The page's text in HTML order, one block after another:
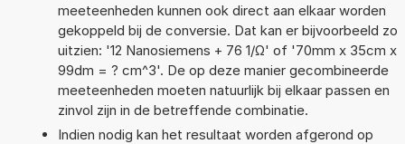
meeteenheden kunnen ook direct aan elkaar worden
gekoppeld bij de conversie. Dat kan er bijvoorbeeld zo
uitzien: '12 Nanosiemens + 76 1/Ω' of '70mm x 35cm x
99dm = ? cm^3'. De op deze manier gecombineerde
meeteenheden moeten natuurlijk bij elkaar passen en
zinvol zijn in de betreffende combinatie.
Indien nodig kan het resultaat worden afgerond op